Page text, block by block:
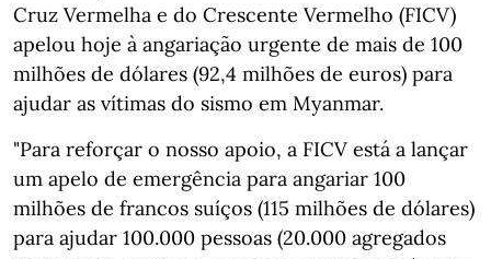
Cruz Vermelha e do Crescente Vermelho (FICV)
apelou hoje à angariação urgente de mais de 100
milhões de dólares (92,4 milhões de euros) para
ajudar as vítimas do sismo em Myanmar.
"Para reforçar o nosso apoio, a FICV está a lançar
um apelo de emergência para angariar 100
milhões de francos suíços (115 milhões de dólares)
para ajudar 100.000 pessoas (20.000 agregados